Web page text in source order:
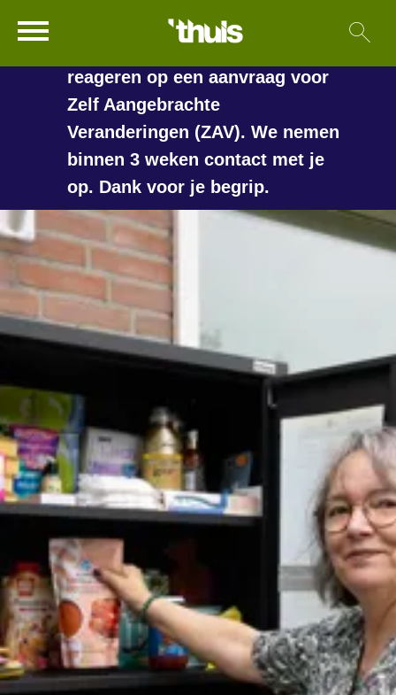
Naar hoofdinhoud
Naar hoofdnavigatiemenu
Naar zoeken
Naar de homepage
Ga naar Hoofd
langer duren voordat we
reageren op een aanvraag voor
Zelf Aangebrachte
Veranderingen (ZAV). We nemen
binnen 3 weken contact met je
op. Dank voor je begrip.